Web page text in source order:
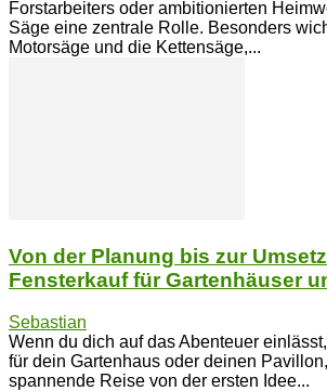
Forstarbeiters oder ambitionierten
Säge eine zentrale Rolle. Besonders
Motorsäge und die Kettensäge,...
Von der Planung bis zur
Fensterkauf für Gartenhäuser
Sebastian
Wenn du dich auf das Abenteuer
für dein Gartenhaus oder deinen
spannende Reise von der ersten Idee...